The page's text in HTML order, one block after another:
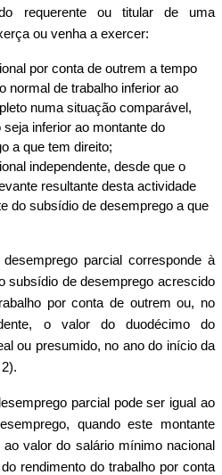
requerente ou titular de uma
ou venha a exercer:
por conta de outrem a tempo
normal de trabalho inferior ao
numa situação comparável,
inferior ao montante do
a que tem direito;
independente, desde que o
resultante desta actividade
do subsídio de desemprego a que
parcial corresponde à
subsídio de desemprego acrescido
por conta de outrem ou, no
o valor do duodécimo do
ou presumido, no ano do início da
parcial pode ser igual ao
quando este montante
valor do salário mínimo nacional
rendimento do trabalho por conta